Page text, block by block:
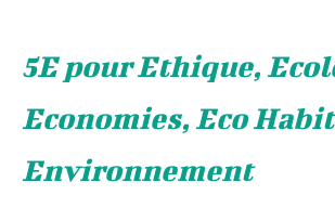
5E pour Ethique,
Economies, Eco
Environnement